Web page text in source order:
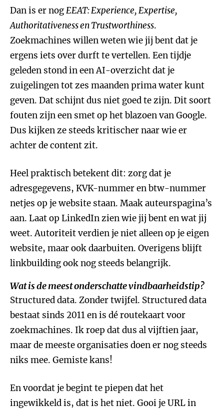
Dan is er nogEEAT: Experience, Expertise,
Authoritativeness en Trustworthiness.
Zoekmachines willen weten wie jij bent dat je
ergens iets over durft te vertellen. Een tijdje
geleden stond in een AI-overzicht dat je
zuigelingen tot zes maanden prima water kunt
geven. Dat schijnt dus niet goed te zijn. Dit soort
fouten zijn een smet op het blazoen van Google.
Dus kijken ze steeds kritischer naar wie er
achter de content zit.
Heel praktisch betekent dit: zorg dat je
adresgegevens, KVK-nummer en btw-nummer
netjes op je website staan. Maak auteurspagina’s
aan. Laat op LinkedIn zien wie jij bent en wat jij
weet. Autoriteit verdien je niet alleen op je eigen
website, maar ook daarbuiten. Overigens blijft
linkbuilding ook nog steeds belangrijk.
Wat is de meest onderschatte vindbaarheidstip?
Structured data. Zonder twijfel. Structured data
bestaat sinds 2011 en is dé routekaart voor
zoekmachines. Ik roep dat dus al vijftien jaar,
maar de meeste organisaties doen er nog steeds
niks mee. Gemiste kans!
En voordat je begint te piepen dat het
ingewikkeld is, dat is het niet. Gooi je URL in